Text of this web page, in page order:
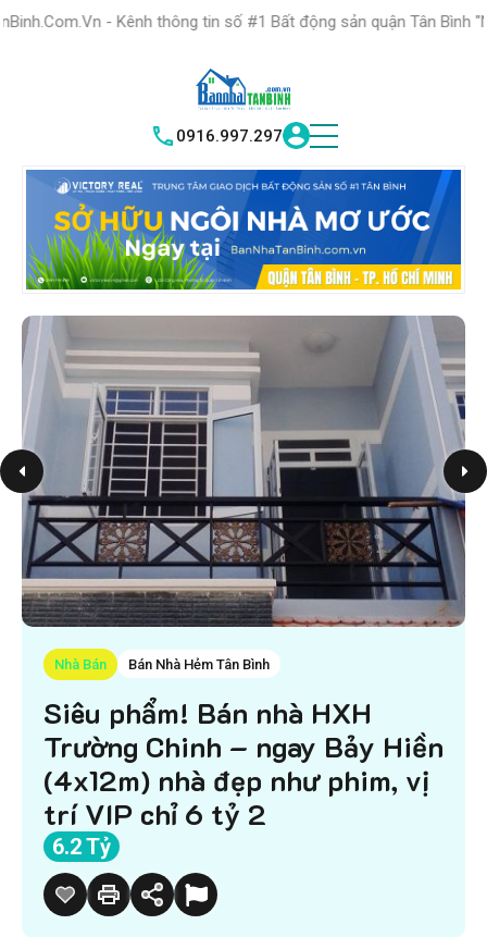
- Kênh thông tin số #1 Bất động sản quận Tân Bình "Nơi bạn tìm
0916.997.297
Nhà Bán Bán Nhà Hẻm Tân Bình
Siêu phẩm! Bán nhà HXH
Trường Chinh – ngay Bảy Hiền
(4x12m) nhà đẹp như phim, vị
trí VIP chỉ 6 tỷ 2
6.2 Tỷ
HỆ THỐNG TRUNG TÂM GIAO DỊCH BĐS TỐT NHẤT QUẬN
TÂN BÌNHVICTORY REAL TÌM HIỂU NGAY|